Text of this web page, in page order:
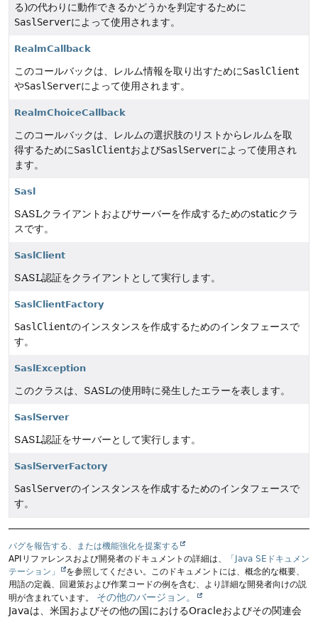
る)の代わりに動作できるかどうかを判定するために
SaslServerによって使用されます。
RealmCallback
このコールバックは、レルム情報を取り出すためにSaslClient
やSaslServerによって使用されます。
RealmChoiceCallback
このコールバックは、レルムの選択肢のリストからレルムを取
得するためにSaslClientおよびSaslServerによって使用され
ます。
Sasl
SASLクライアントおよびサーバーを作成するためのstaticクラ
スです。
SaslClient
SASL認証をクライアントとして実行します。
SaslClientFactory
SaslClientのインスタンスを作成するためのインタフェースで
す。
SaslException
このクラスは、SASLの使用時に発生したエラーを表します。
SaslServer
SASL認証をサーバーとして実行します。
SaslServerFactory
SaslServerのインスタンスを作成するためのインタフェースで
す。
バグを報告する、または機能強化を提案する
APIリファレンスおよび開発者のドキュメントの詳細は、
「Java SEドキュメン
テーション」
を参照してください。このドキュメントには、概念的な概要、
用語の定義、回避策および作業コードの例を含む、より詳細な開発者向けの説
明が含まれています。
その他のバージョン。
Javaは、米国およびその他の国におけるOracleおよびその関連会